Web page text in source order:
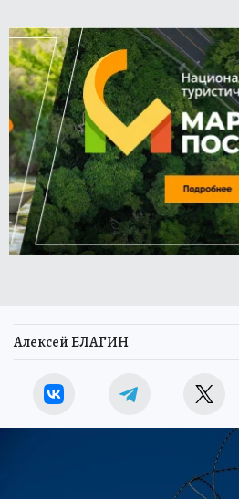
Алексей ЕЛАГИН